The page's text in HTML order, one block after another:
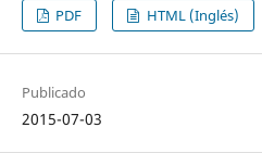
PDF HTML (Inglés)
Publicado
2015-07-03